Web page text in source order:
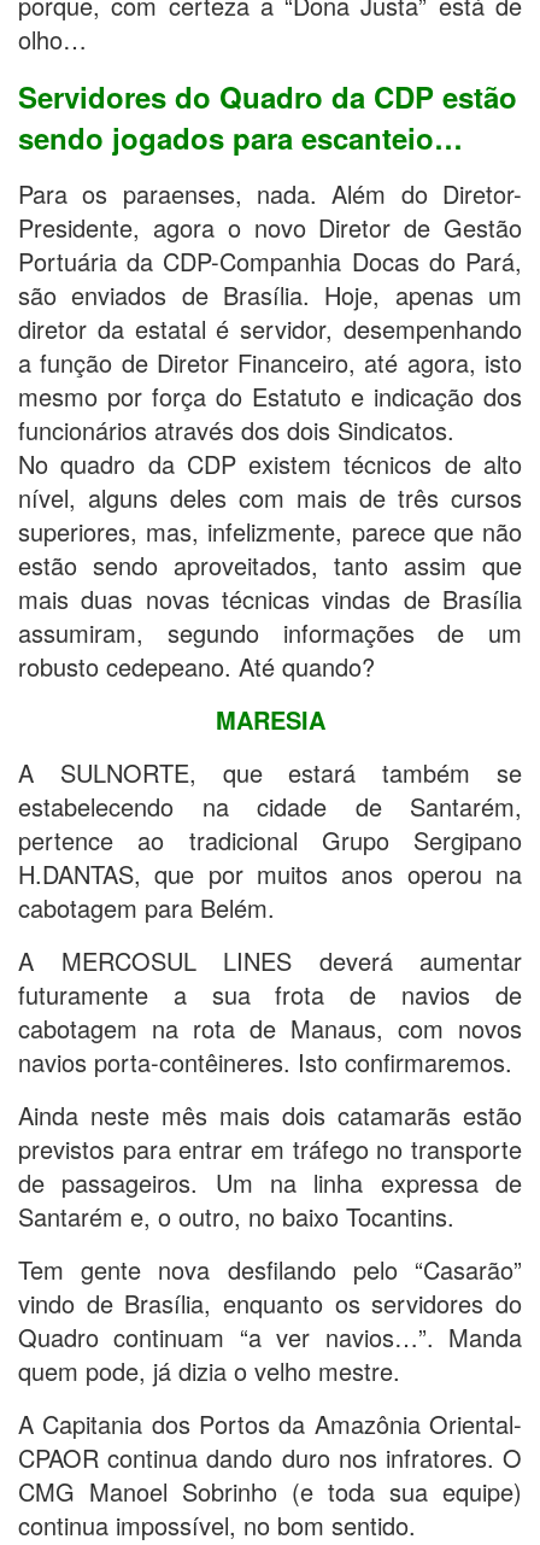
olho…
Servidores do Quadro da CDP estão
sendo jogados para escanteio…
Para os paraenses, nada. Além do Diretor-
Presidente, agora o novo Diretor de Gestão
Portuária da CDP-Companhia Docas do Pará,
são enviados de Brasília. Hoje, apenas um
diretor da estatal é servidor, desempenhando
a função de Diretor Financeiro, até agora, isto
mesmo por força do Estatuto e indicação dos
funcionários através dos dois Sindicatos.
No quadro da CDP existem técnicos de alto
nível, alguns deles com mais de três cursos
superiores, mas, infelizmente, parece que não
estão sendo aproveitados, tanto assim que
mais duas novas técnicas vindas de Brasília
assumiram, segundo informações de um
robusto cedepeano. Até quando?
MARESIA
A SULNORTE, que estará também se
estabelecendo na cidade de Santarém,
pertence ao tradicional Grupo Sergipano
H.DANTAS, que por muitos anos operou na
cabotagem para Belém.
A MERCOSUL LINES deverá aumentar
futuramente a sua frota de navios de
cabotagem na rota de Manaus, com novos
navios porta-contêineres. Isto confirmaremos.
Ainda neste mês mais dois catamarãs estão
previstos para entrar em tráfego no transporte
de passageiros. Um na linha expressa de
Santarém e, o outro, no baixo Tocantins.
Tem gente nova desfilando pelo “Casarão”
vindo de Brasília, enquanto os servidores do
Quadro continuam “a ver navios…”. Manda
quem pode, já dizia o velho mestre.
A Capitania dos Portos da Amazônia Oriental-
CPAOR continua dando duro nos infratores. O
CMG Manoel Sobrinho (e toda sua equipe)
continua impossível, no bom sentido.